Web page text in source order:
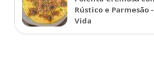
Rústico e Parmesão
Vida